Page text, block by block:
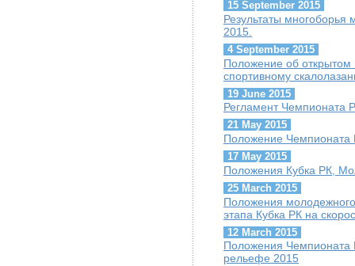
15 September 2015
Результаты
2015.
4 September 2015
Положение об
спортивному
19 June 2015
Регламент Чемпионата
21 May 2015
Положение Чемпионата
17 May 2015
Положения Кубка РК,
25 March 2015
Положения
этапа Кубка РК на
12 March 2015
Положения Чемпионата
рельефе 2015